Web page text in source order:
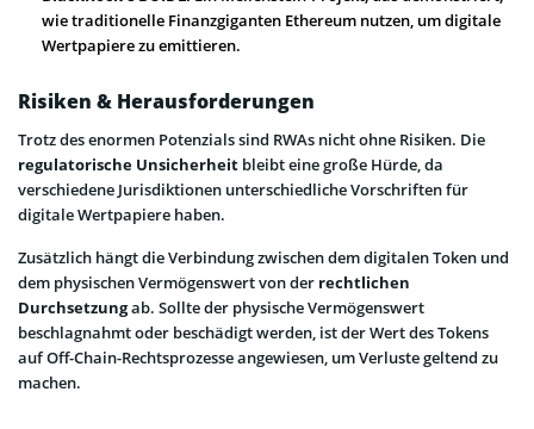
wie traditionelle Finanzgiganten Ethereum nutzen, um digitale
Wertpapiere zu emittieren.
Risiken & Herausforderungen
Trotz des enormen Potenzials sind RWAs nicht ohne Risiken. Die
regulatorische Unsicherheit bleibt eine große Hürde, da
verschiedene Jurisdiktionen unterschiedliche Vorschriften für
digitale Wertpapiere haben.
Zusätzlich hängt die Verbindung zwischen dem digitalen Token und
dem physischen Vermögenswert von der rechtlichen
Durchsetzungab. Sollte der physische Vermögenswert
beschlagnahmt oder beschädigt werden, ist der Wert des Tokens
auf Off-Chain-Rechtsprozesse angewiesen, um Verluste geltend zu
machen.